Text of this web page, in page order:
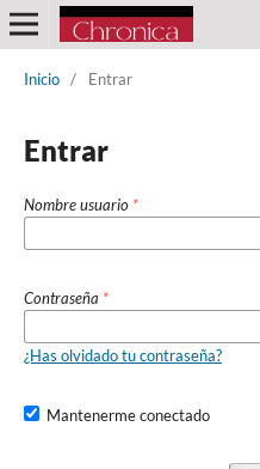
Inicio / Entrar
Entrar
Nombre usuario *
Contraseña *
¿Has olvidado tu contraseña?
Mantenerme conectado